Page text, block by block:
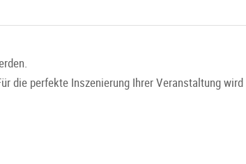
die perfekte Inszenierung Ihrer Veranstaltung